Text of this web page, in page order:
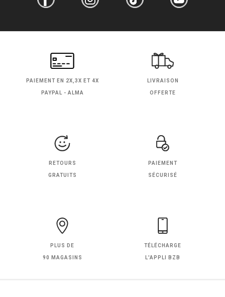
PAIEMENT EN 2X,3X ET 4X
PAYPAL - ALMA
LIVRAISON
OFFERTE
RETOURS
GRATUITS
PAIEMENT
SÉCURISÉ
PLUS DE
90 MAGASINS
TÉLÉCHARGE
L'APPLI BZB